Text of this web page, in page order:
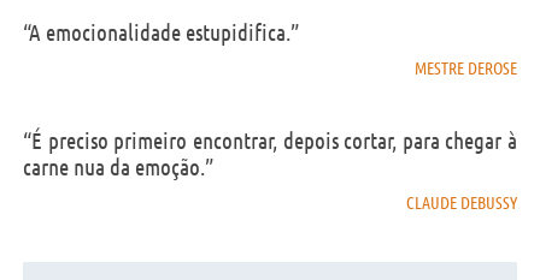
“A emocionalidade estupidifica.”
MESTRE DEROSE
“É preciso primeiro encontrar, depois cortar, para chegar à
carne nua da emoção.”
CLAUDE DEBUSSY